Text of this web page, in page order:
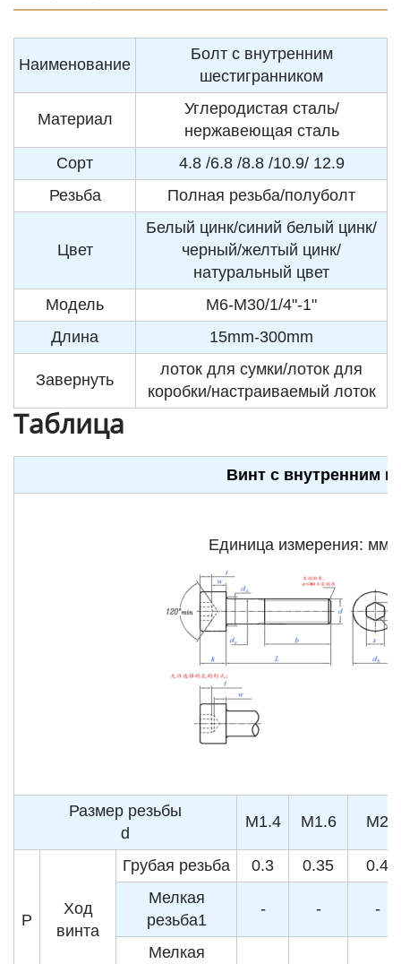
Наименование
Болт с внутренним
шестигранником
Материал
Углеродистая сталь/
нержавеющая сталь
Сорт
4.8 /6.8 /8.8 /10.9/ 12.9
Резьба
Полная резьба/полуболт
Цвет
Белый цинк/синий белый цинк/
черный/желтый цинк/
натуральный цвет
Модель
M6-M30/1/4"-1"
Длина
15mm-300mm
Завернуть
лоток для сумки/лоток для
коробки/настраиваемый лоток
Таблица
Винт с внутренним
Единица измерения: мм
Размер резьбы
d
M1.4 M1.6 M2
P
Ход
винта
Грубая резьба 0.3 0.35
0.4
Мелкая
резьба1
- - -
Мелкая